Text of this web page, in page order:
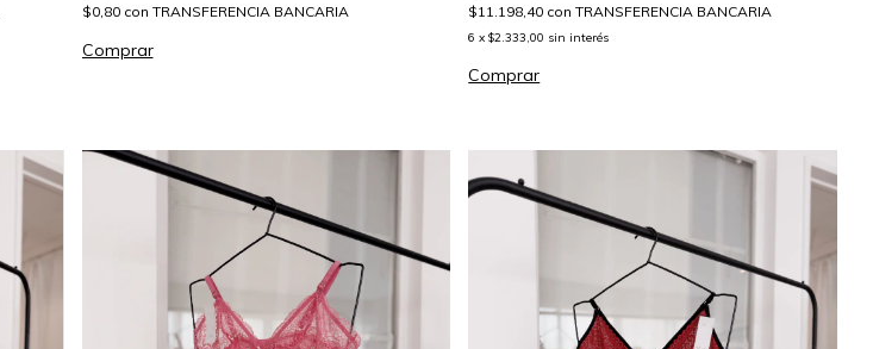
$0,80 con TRANSFERENCIA BANCARIA $11.198,40 con TRANSFERENCIA BANCARIA
6 x$2.333,00 sin interés
Comprar